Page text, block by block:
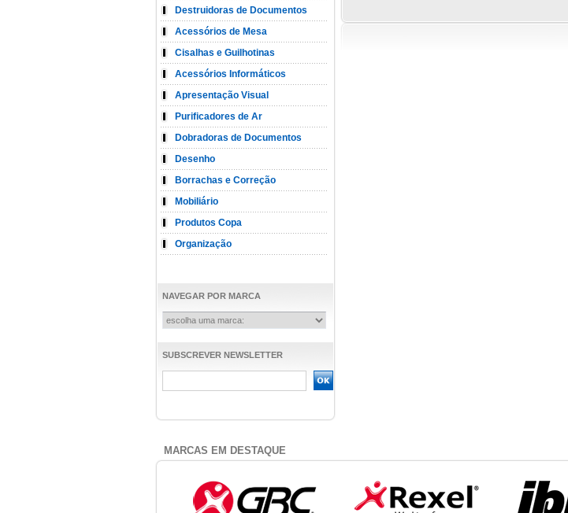
Destruidoras de Documentos
Acessórios de Mesa
Cisalhas e Guilhotinas
Acessórios Informáticos
Apresentação Visual
Purificadores de Ar
Dobradoras de Documentos
Desenho
Borrachas e Correção
Mobiliário
Produtos Copa
Organização
NAVEGAR POR MARCA
SUBSCREVER NEWSLETTER
MARCAS EM DESTAQUE